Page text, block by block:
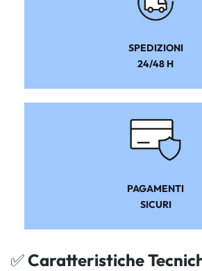
SPEDIZIONI
24/48 H
PAGAMENTI
SICURI
✅Caratteristiche